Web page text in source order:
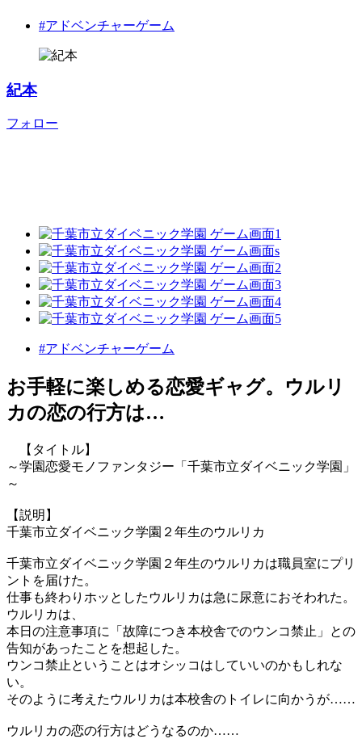
#アドベンチャーゲーム
紀本
フォロー
#アドベンチャーゲーム
お手軽に楽しめる恋愛ギャグ。ウルリ
カの恋の行方は…
【タイトル】
～学園恋愛モノファンタジー「千葉市立ダイベニック学園」
～
【説明】
千葉市立ダイベニック学園２年生のウルリカ
千葉市立ダイベニック学園２年生のウルリカは職員室にプリ
ントを届けた。
仕事も終わりホッとしたウルリカは急に尿意におそわれた。
ウルリカは、
本日の注意事項に「故障につき本校舎でのウンコ禁止」との
告知があったことを想起した。
ウンコ禁止ということはオシッコはしていいのかもしれな
い。
そのように考えたウルリカは本校舎のトイレに向かうが……
ウルリカの恋の行方はどうなるのか……